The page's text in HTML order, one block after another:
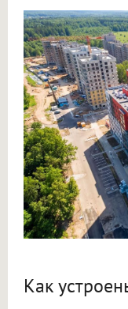
Как